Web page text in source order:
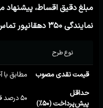
مبلغ دقیق اقساط، پیشنهاد
نمایندگی ۳۵۰ دهقانپور تماس بگیرید.
نوع طرح
قیمت نقدی مصوب مطابق
حداقل
پیش‌پرداخت (۵۰٪)
۵۰ درصد قیمت روز خودرو